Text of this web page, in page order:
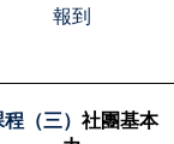
報到
程（三）社團基本